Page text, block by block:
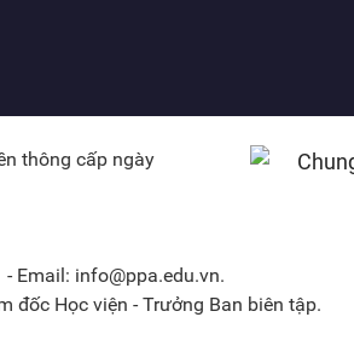
thông cấp ngày
Email: info@ppa.edu.vn.
đốc Học viện - Trưởng Ban biên tập.